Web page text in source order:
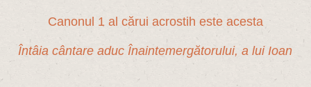
Canonul 1 al cărui acrostih este acesta
Întâia cântare aduc Înaintemergătorului, a lui Ioan